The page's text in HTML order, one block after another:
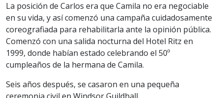
La posición de Carlos era que Camila no era negociable
en su vida, y así comenzó una campaña cuidadosamente
coreografiada para rehabilitarla ante la opinión pública.
Comenzó con una salida nocturna del Hotel Ritz en
1999, donde habían estado celebrando el 50º
cumpleaños de la hermana de Camila.
Seis años después, se casaron en una pequeña